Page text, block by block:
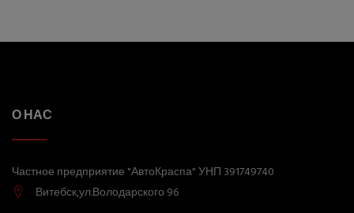
О НАС
Частное предприятие "АвтоКраспа" УНП 391749740
Витебск,ул.Володарского 96